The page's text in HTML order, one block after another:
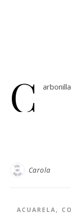
C
Carola
ACUARELA,